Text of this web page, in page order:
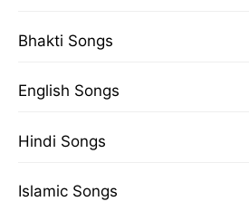
Bhakti Songs
English Songs
Hindi Songs
Islamic Songs